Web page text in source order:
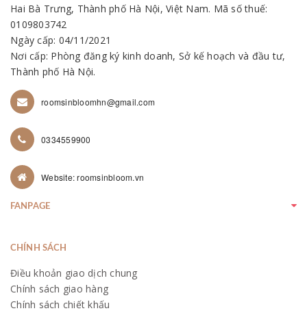
Hai Bà Trưng, Thành phố Hà Nội, Việt Nam. Mã số thuế:
0109803742
Ngày cấp: 04/11/2021
Nơi cấp: Phòng đăng ký kinh doanh, Sở kế hoạch và đầu tư,
Thành phố Hà Nội.
roomsinbloomhn@gmail.com
0334559900
Website: roomsinbloom.vn
FANPAGE
CHÍNH SÁCH
Điều khoản giao dịch chung
Chính sách giao hàng
Chính sách chiết khấu